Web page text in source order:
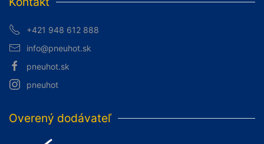
+421 948 612 888
info@pneuhot.sk
pneuhot.sk
pneuhot
Overený dodávateľ